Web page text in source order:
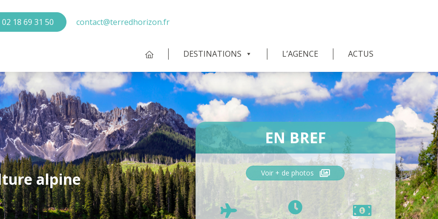
02 18 69 31 50 contact@terredhorizon.fr
DESTINATIONS L’AGENCE ACTUS
alpine
EN BREF
Voir + de photos